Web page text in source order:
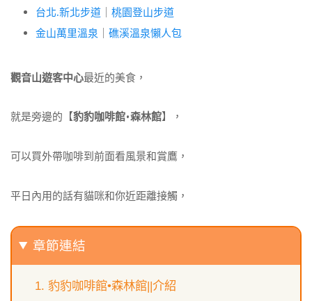
台北.新北步道
桃園登山步道
金山萬里溫泉
礁溪溫泉懶人包
觀音山遊客中心最近的美食，
就是旁邊的【豹豹咖啡館•森林館】，
可以買外帶咖啡到前面看風景和賞鷹，
平日內用的話有貓咪和你近距離接觸，
章節連結
豹豹咖啡館•森林館||介紹